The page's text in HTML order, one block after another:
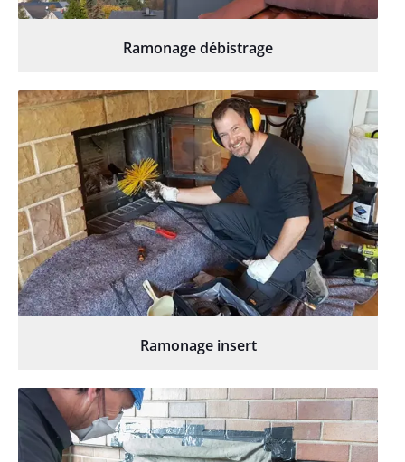
Ramonage débistrage
Ramonage insert